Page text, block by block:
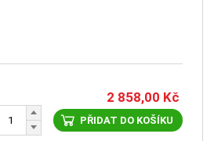
2 858,00 Kč
PŘIDAT DO KOŠÍKU